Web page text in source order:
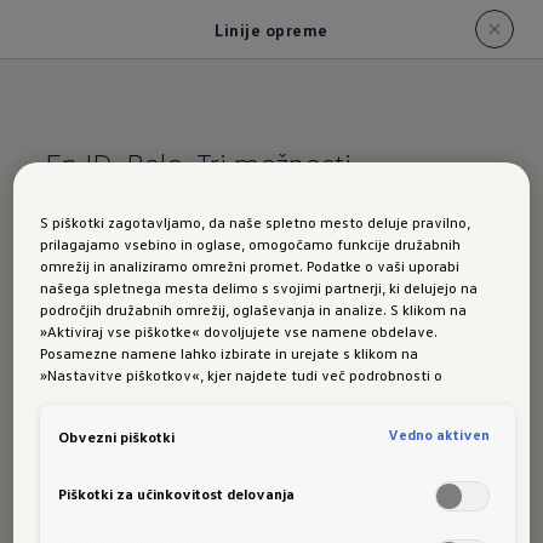
Linije opreme
En ID. Polo. Tri možnosti.
ID. Polo: linije
opreme
Spoznajte značilnosti posameznih linij opreme za
izvedbo.
ID. Polo Trend
S piškotki zagotavljamo, da naše spletno mesto deluje pravilno,
prilagajamo vsebino in oglase, omogočamo funkcije družabnih
omrežij in analiziramo omrežni promet. Podatke o vaši uporabi
našega spletnega mesta delimo s svojimi partnerji, ki delujejo na
področjih družabnih omrežij, oglaševanja in analize. S klikom na
»Aktiviraj vse piškotke« dovoljujete vse namene obdelave.
Posamezne namene lahko izbirate in urejate s klikom na
»Nastavitve piškotkov«, kjer najdete tudi več podrobnosti o
Obvezni piškotki
Vedno aktiven
Piškotki za učinkovitost delovanja